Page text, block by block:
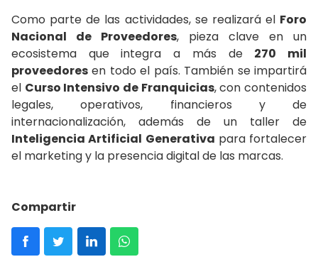
Como parte de las actividades, se realizará el Foro
Nacional de Proveedores, pieza clave en un
ecosistema que integra a más de 270 mil
proveedores en todo el país. También se impartirá
el Curso Intensivo de Franquicias, con contenidos
legales, operativos, financieros y de
internacionalización, además de un taller de
Inteligencia Artificial Generativa para fortalecer
el marketing y la presencia digital de las marcas.
Compartir